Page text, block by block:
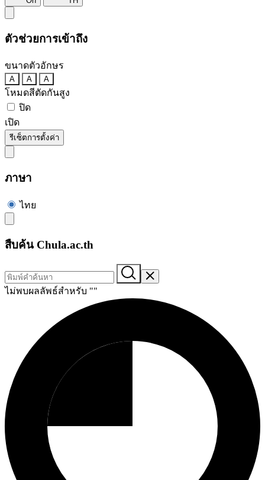
ตัวช่วยการเข้าถึง
ขนาดตัวอักษร
A A A
โหมดสีตัดกันสูง
ปิด
เปิด
รีเซ็ตการตั้งค่า
ภาษา
ไทย
สืบค้น Chula.ac.th
ไม่พบผลลัพธ์สำหรับ ""